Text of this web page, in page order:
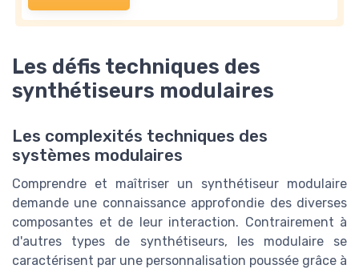
Les défis techniques des
synthétiseurs modulaires
Les complexités techniques des
systèmes modulaires
Comprendre et maîtriser un synthétiseur modulaire
demande une connaissance approfondie des diverses
composantes et de leur interaction. Contrairement à
d'autres types de synthétiseurs, les modulaire se
caractérisent par une personnalisation poussée grâce à